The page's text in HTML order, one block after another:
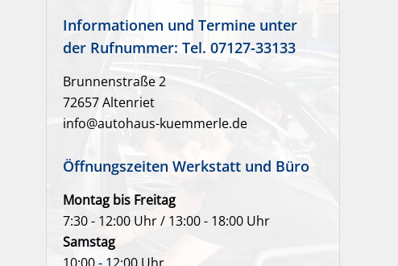
Informationen und Termine unter
der Rufnummer: Tel. 07127-33133
Brunnenstraße 2
72657 Altenriet
info@autohaus-kuemmerle.de
Öffnungszeiten Werkstatt und Büro
Montag bis Freitag
7:30 - 12:00 Uhr / 13:00 - 18:00 Uhr
Samstag
10:00 - 12:00 Uhr